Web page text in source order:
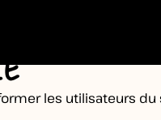
les utilisateurs du